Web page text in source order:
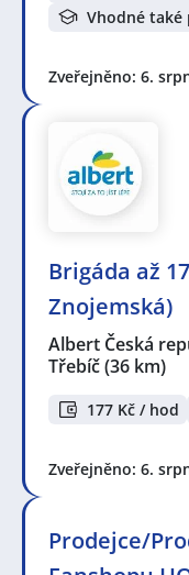
Vhodné
Zveřejněno: 6.
Brigáda až
Znojemská)
Albert Česká
Třebíč(36 km)
177 Kč / hod
Zveřejněno: 6.
Prodejce/